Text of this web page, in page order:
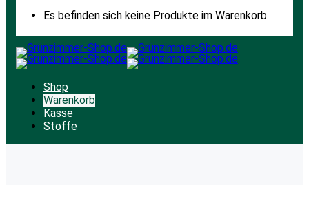
Es befinden sich keine Produkte im Warenkorb.
Shop
Warenkorb
Kasse
Stoffe